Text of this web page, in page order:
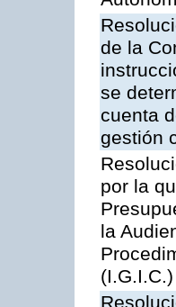
de la
se
cuenta
gestión
por la
la